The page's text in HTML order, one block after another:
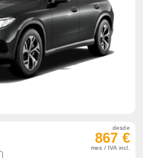
desde
867 €
mes / IVA incl.